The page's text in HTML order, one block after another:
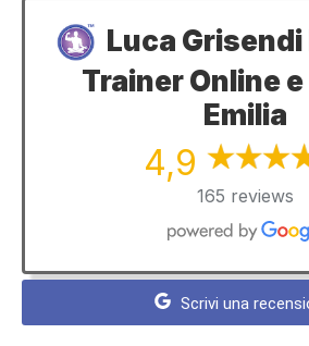
Luca
Trainer Online
Emilia
4,9
165 reviews
Scrivi una